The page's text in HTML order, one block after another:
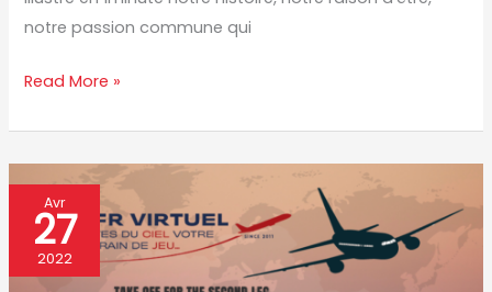
notre passion commune qui
Read More »
Avr
27
2022
vos
cockpits